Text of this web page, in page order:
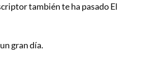
también te ha pasado El
gran día.